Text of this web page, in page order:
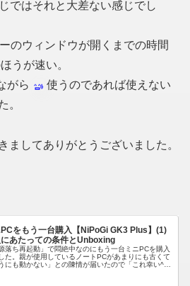
ではそれと大差ない感じでし
のウィンドウが開くまでの時間
うが速い。
がら
使うのであれば使えない
。
ましてありがとうございました。
PCをもう一台購入【NiPoGi GK3 Plus】(1)
あたっての条件とUnboxing
源落ち再起動」で悶絶中なのにもう一台ミニPCを購入
た。親が使用しているノートPCがあまりにも古くて
うにも動かない」との陳情が届いたので「これ幸い^^